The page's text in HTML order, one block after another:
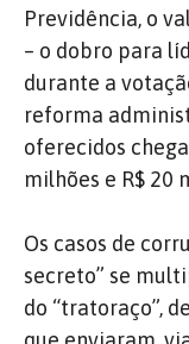
Previdência, o
– o dobro para
durante a
reforma
oferecidos
milhões e R$ 20
Os casos de
secreto” se
do “tratoraço”,